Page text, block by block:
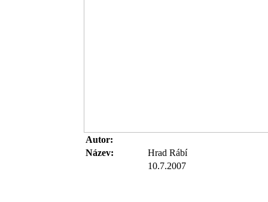
Autor:
Název:
Hrad Rábí
10.7.2007